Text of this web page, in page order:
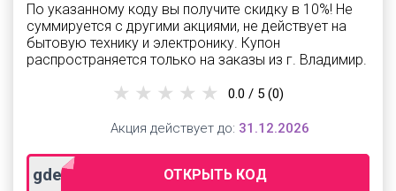
По указанному коду вы получите скидку в 10%! Не
суммируется с другими акциями, не действует на
бытовую технику и электронику. Купон
распространяется только на заказы из г. Владимир.
gdeslon10vl ОТКРЫТЬ КОД
0.0 / 5 (0)
Акция действует до: 31.12.2026